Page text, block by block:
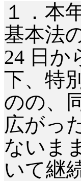
１．本
基本法
24 日か
下、特
のの、
広がっ
ないま
いて継